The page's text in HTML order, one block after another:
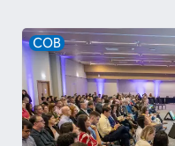
COB